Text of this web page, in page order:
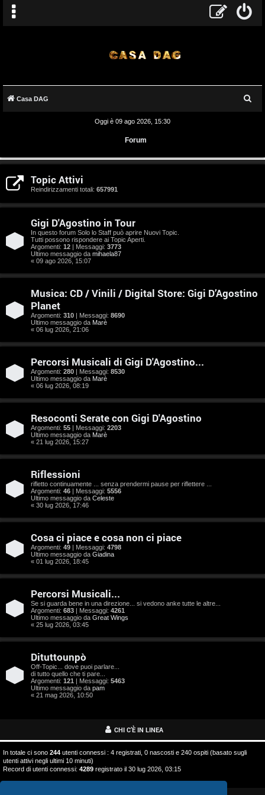
A
r
g
o
m
e
t
s
e
a
r
s
s
t
A
g
e
n
t
Casa DAG
Oggi è 09 ago 2026, 15:30
Forum
Topic Attivi
Reindirizzamenti totali: 657991
Gigi D'Agostino in Tour
In questo forum Solo lo Staff può aprire Nuovi Topic.
Tutti possono rispondere ai Topic Aperti.
Argomenti: 12 | Messaggi: 3773
Ultimo messaggio da mihaela87
« 09 ago 2026, 15:07
Musica: CD / Vinili / Digital Store: Gigi D’Agostino
Planet
Argomenti: 310 | Messaggi: 8690
Ultimo messaggio da Marè
« 06 lug 2026, 21:06
Percorsi Musicali di Gigi D'Agostino...
Argomenti: 280 | Messaggi: 8530
Ultimo messaggio da Marè
« 06 lug 2026, 08:19
Resoconti Serate con Gigi D'Agostino
Argomenti: 55 | Messaggi: 2203
Ultimo messaggio da Marè
« 21 lug 2026, 15:27
Riflessioni
rifletto continuamente ... senza prendermi pause per riflettere ...
Argomenti: 46 | Messaggi: 5556
Ultimo messaggio da Celeste
« 30 lug 2026, 17:46
Cosa ci piace e cosa non ci piace
Argomenti: 49 | Messaggi: 4798
Ultimo messaggio da Giadina
« 01 lug 2026, 18:45
Percorsi Musicali...
Se si guarda bene in una direzione... si vedono anke tutte le altre...
Argomenti: 683 | Messaggi: 4261
Ultimo messaggio da Great Wings
« 25 lug 2026, 03:45
Dituttounpò
Off-Topic... dove puoi parlare...
di tutto quello che ti pare...
Argomenti: 121 | Messaggi: 5463
Ultimo messaggio da pam
« 21 mag 2026, 10:50
CHI C’È IN LINEA
In totale ci sono 244 utenti connessi : 4 registrati, 0 nascosti e 240 ospiti (basato sugli
utenti attivi negli ultimi 10 minuti)
Record di utenti connessi: 4289 registrato il 30 lug 2026, 03:15